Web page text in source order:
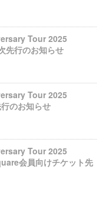
Tour 2025
先行のお知らせ
Tour 2025
のお知らせ
Tour 2025
会員向けチケット先